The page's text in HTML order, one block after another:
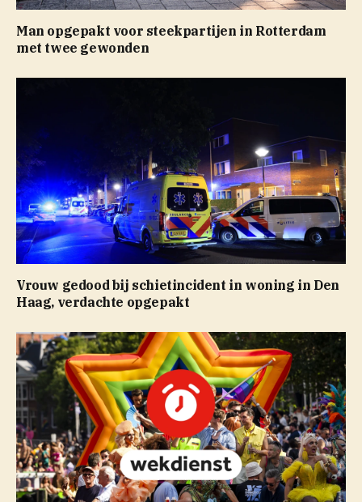
Man opgepakt voor steekpartijen in Rotterdam
met twee gewonden
Vrouw gedood bij schietincident in woning in Den
Haag, verdachte opgepakt